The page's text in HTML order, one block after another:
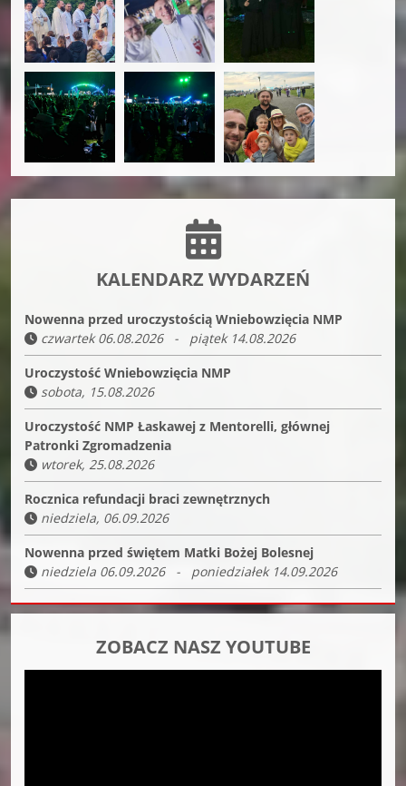
KALENDARZ WYDARZEŃ
Nowenna przed uroczystością Wniebowzięcia NMP
czwartek 06.08.2026 - piątek 14.08.2026
Uroczystość Wniebowzięcia NMP
sobota, 15.08.2026
Uroczystość NMP Łaskawej z Mentorelli, głównej
Patronki Zgromadzenia
wtorek, 25.08.2026
Rocznica refundacji braci zewnętrznych
niedziela, 06.09.2026
Nowenna przed świętem Matki Bożej Bolesnej
niedziela 06.09.2026 - poniedziałek 14.09.2026
ZOBACZ NASZ YOUTUBE